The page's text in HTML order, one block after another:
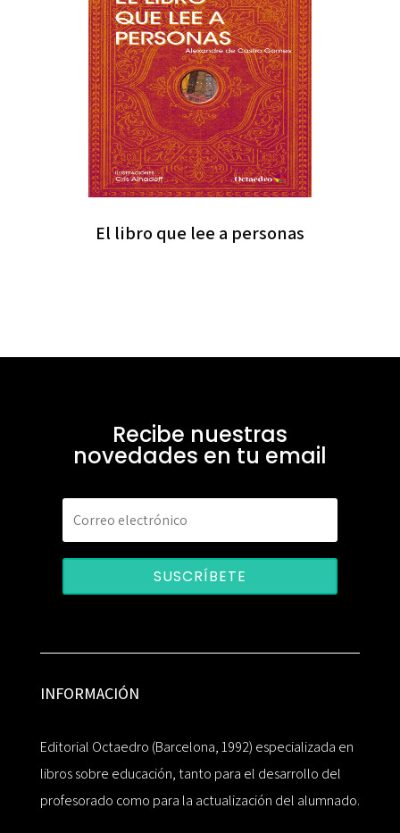
El libro que lee a personas
Recibe nuestras
novedades en tu email
SUSCRÍBETE
INFORMACIÓN
Editorial Octaedro (Barcelona, 1992) especializada en
libros sobre educación, tanto para el desarrollo del
profesorado como para la actualización del alumnado.